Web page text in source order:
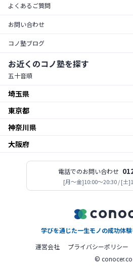
よくあるご質問
お問い合わせ
コノ塾ブログ
お近くのコノ塾を探す
五十音順
埼玉県
朝霞市
越谷市
志木校
新所沢校
東京都
東京23区
足立区
江戸川区 一之江校江戸川中央校小岩校
金町校亀有校 高砂校 立石校
北赤羽校
神奈川県
厚木市
神木本町校新百合ヶ丘校中野
小田急相模原校古淵校相模
桜ヶ丘校 南林間校
上永谷校鴨居校
大阪府
今福鶴見校北田辺校関目校西
電話でのお問い合わせ
[月〜金]10:00～20:30 / [土
学びを通じた一生モノの成功体験
運営会社
プライバシーポリシー
© conocer.co